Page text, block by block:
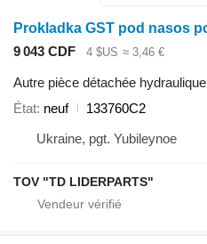
9 043 CDF 4 $US ≈ 3,46 €
Autre pièce détachée hydraulique
État neuf
133760C2
Ukraine, pgt. Yubileynoe
TOV "TD LIDERPARTS"